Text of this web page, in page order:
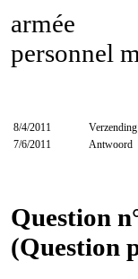
armée
personnel
8/4/2011
7/6/2011
Antwoord
Question
(Question